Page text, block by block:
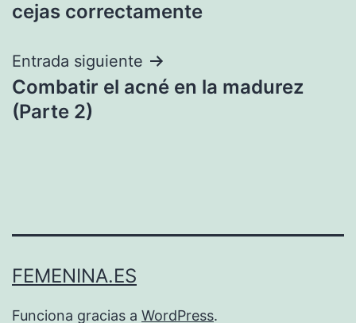
cejas correctamente
Entrada siguiente
Combatir el acné en la madurez
(Parte 2)
FEMENINA.ES
Funciona gracias a WordPress.